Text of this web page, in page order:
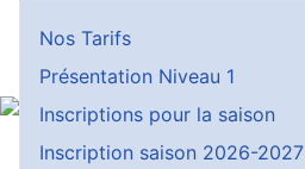
Nos Tarifs
Présentation Niveau 1
Inscriptions pour la saison
Inscription saison 2026-2027